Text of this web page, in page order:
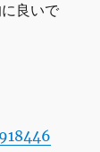
良いで